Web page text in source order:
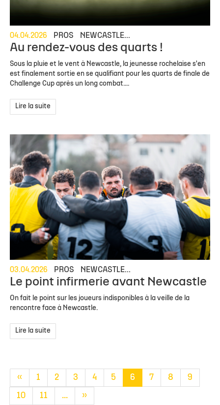
04.04.2026 PROS NEWCASTLE...
Au rendez-vous des quarts !
Sous la pluie et le vent à Newcastle, la jeunesse rochelaise s'en
est finalement sortie en se qualifiant pour les quarts de finale de
Challenge Cup après un long combat....
Lire la suite
03.04.2026 PROS NEWCASTLE...
Le point infirmerie avant Newcastle
On fait le point sur les joueurs indisponibles à la veille de la
rencontre face à Newcastle.
Lire la suite
« 1 2 3 4 5 6 7 8 9
10 11 ... »